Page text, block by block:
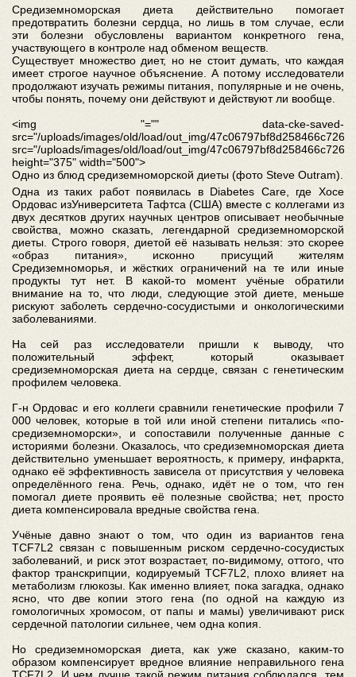
Средиземноморская диета действительно помогает
предотвратить болезни сердца, но лишь в том случае, если
эти болезни обусловлены вариантом конкретного гена,
участвующего в контроле над обменом веществ.
Существует множество диет, но не стоит думать, что каждая
имеет строгое научное объяснение. А потому исследователи
продолжают изучать режимы питания, популярные и не очень,
чтобы понять, почему они действуют и действуют ли вообще.
<img "="" data-cke-saved-
src="/uploads/images/old/load/out_img/
src="/uploads/images/old/load/out_img/
height="375" width="500">
Одно из блюд средиземноморской диеты (фото Steve Outram).
Одна из таких работ появилась в Diabetes Care, где Хосе
Ордовас изУниверситета Тафтса (США) вместе с коллегами из
двух десятков других научных центров описывает необычные
свойства, можно сказать, легендарной средиземноморской
диеты. Строго говоря, диетой её называть нельзя: это скорее
«образ питания», исконно присущий жителям
Средиземноморья, и жёстких ограничений на те или иные
продукты тут нет. В какой-то момент учёные обратили
внимание на то, что люди, следующие этой диете, меньше
рискуют заболеть сердечно-сосудистыми и онкологическими
заболеваниями.
На сей раз исследователи пришли к выводу, что
положительный эффект, который оказывает
средиземноморская диета на сердце, связан с генетическим
профилем человека.
Г-н Ордовас и его коллеги сравнили генетические профили 7
000 человек, которые в той или иной степени питались «по-
средиземноморски», и сопоставили полученные данные с
историями болезни. Оказалось, что средиземноморская диета
действительно уменьшает вероятность, к примеру, инфаркта,
однако её эффективность зависела от присутствия у человека
определённого гена. Речь, однако, идёт не о том, что ген
помогал диете проявить её полезные свойства; нет, просто
диета компенсировала вредные свойства гена.
Учёные давно знают о том, что один из вариантов гена
TCF7L2 связан с повышенным риском сердечно-сосудистых
заболеваний, и риск этот возрастает, по-видимому, оттого, что
фактор транскрипции, кодируемый TCF7L2, плохо влияет на
метаболизм глюкозы. Как именно влияет, пока загадка, однако
ясно, что две копии этого гена (по одной на каждую из
гомологичных хромосом, от папы и мамы) увеличивают риск
сердечной патологии сильнее, чем одна копия.
Но средиземноморская диета, как уже сказано, каким-то
образом компенсирует вредное влияние неправильного гена